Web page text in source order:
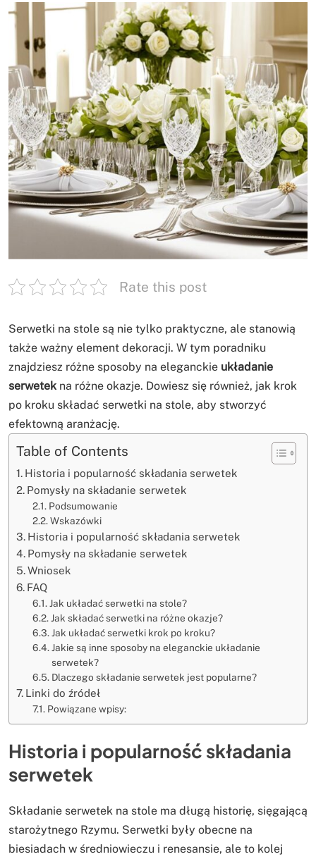
Rate this post
Serwetki na stole są nie tylko praktyczne, ale stanowią
także ważny element dekoracji. W tym poradniku
znajdziesz różne sposoby na eleganckie układanie
serwetek na różne okazje. Dowiesz się również, jak krok
po kroku składać serwetki na stole, aby stworzyć
efektowną aranżację.
Table of Contents
Historia i popularność składania serwetek
Pomysły na składanie serwetek
Podsumowanie
Wskazówki
Historia i popularność składania serwetek
Pomysły na składanie serwetek
Wniosek
FAQ
Jak układać serwetki na stole?
Jak składać serwetki na różne okazje?
Jak układać serwetki krok po kroku?
Jakie są inne sposoby na eleganckie układanie
serwetek?
Dlaczego składanie serwetek jest popularne?
Linki do źródeł
Powiązane wpisy:
Historia i popularność składania
serwetek
Składanie serwetek na stole ma długą historię, sięgającą
starożytnego Rzymu. Serwetki były obecne na
biesiadach w średniowieczu i renesansie, ale to kolej